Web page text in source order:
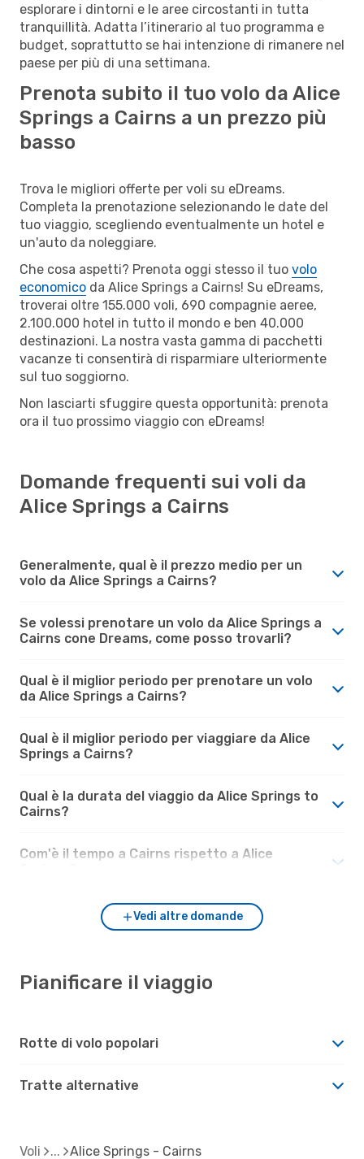
esplorare i dintorni e le aree circostanti in tutta
tranquillità. Adatta l’itinerario al tuo programma e
budget, soprattutto se hai intenzione di rimanere nel
paese per più di una settimana.
Prenota subito il tuo volo da Alice
Springs a Cairns a un prezzo più
basso
Trova le migliori offerte per voli su eDreams.
Completa la prenotazione selezionando le date del
tuo viaggio, scegliendo eventualmente un hotel e
un'auto da noleggiare.
Che cosa aspetti? Prenota oggi stesso il tuo volo
economico da Alice Springs a Cairns! Su eDreams,
troverai oltre 155.000 voli, 690 compagnie aeree,
2.100.000 hotel in tutto il mondo e ben 40.000
destinazioni. La nostra vasta gamma di pacchetti
vacanze ti consentirà di risparmiare ulteriormente
sul tuo soggiorno.
Non lasciarti sfuggire questa opportunità: prenota
ora il tuo prossimo viaggio con eDreams!
Domande frequenti sui voli da
Alice Springs a Cairns
Generalmente, qual è il prezzo medio per un
volo da Alice Springs a Cairns?
Se volessi prenotare un volo da Alice Springs a
Cairns cone Dreams, come posso trovarli?
Qual è il miglior periodo per prenotare un volo
da Alice Springs a Cairns?
Qual è il miglior periodo per viaggiare da Alice
Springs a Cairns?
Qual è la durata del viaggio da Alice Springs to
Cairns?
Com'è il tempo a Cairns rispetto a Alice
Vedi altre domande
Pianificare il viaggio
Rotte di volo popolari
Tratte alternative
Voli Alice Springs - Cairns